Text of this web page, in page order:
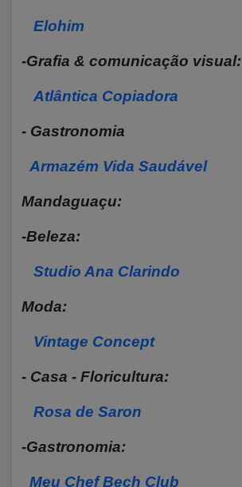
Elohim
-Grafia & comunicação visual:
Atlântica Copiadora
- Gastronomia
Armazém Vida Saudável
Mandaguaçu:
-Beleza:
Studio Ana Clarindo
Moda:
Vintage Concept
- Casa - Floricultura:
Rosa de Saron
-Gastronomia:
Meu Chef Bech Club